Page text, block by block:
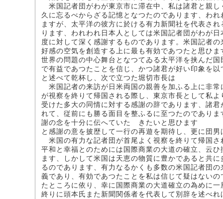
米国記者団がわが東京市に滞在中、私は諸君と親
久に忘るべからざる記憶となつたのであります、わ
ますが、太平洋の彼方に於ける有力新聞社を代表さ
ります、われわれ日本人としては米国記者団がわが
度に対して深く感謝するものであります。米国記者
好感の空気を創造する上に最も有効であつたと思ひ
世界の問題の中心舞台となつてゐる太平洋を挟んだ
で有益であつたことを信じ、かつ諸君が好い印象を
と述べて乾杯し、次で立つた堀切市長は
米国記者の来訪が日米両国の親善を加ふる上に非
が視察を終りて帰国される際し、東京市長として私
受けた多大の同情に対する感謝の辞であります、諸
れて、従前にも勝る面目を整ふるに至つたのであり
謝の念を十分に伝へていたゞきたいと思ひます
と感謝の意を披歴して一行の再遊を期待し、更に団男
米国の有力な記者団が首尾よく視察を終りて帰国
平和と幸福とのためには国際商業の大道の確立、云
ます、しかして米国は天恵の物質に豊かであると共
るのであります、有力なるかくも多数の米国記者団
義であり、有効であつたことを私は信じて疑はない
たところに依り、幸に国際商業の大道確立の為めに
終りに頭本氏また新聞関係者を代表して別辞を述べ